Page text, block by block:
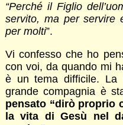
“Perché il Figlio
servito, ma per servire
per molti”.
Vi confesso che ho
con voi, da quando mi
è un tema difficile.
grande compagnia è
pensato “dirò proprio
la vita di Gesù nel